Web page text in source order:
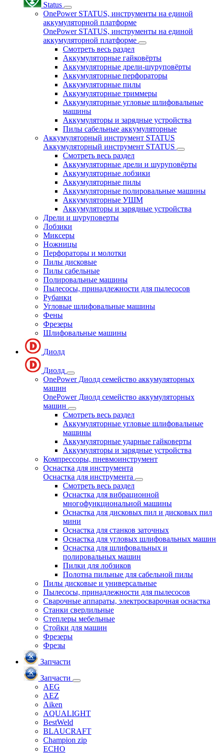
Status
OnePower STATUS, инструменты на единой
аккумуляторной платформе
OnePower STATUS, инструменты на единой
аккумуляторной платформе
Смотреть весь раздел
Аккумуляторные гайковёрты
Аккумуляторные дрели-шуруповёрты
Аккумуляторные перфораторы
Аккумуляторные пилы
Аккумуляторные триммеры
Аккумуляторные угловые шлифовальные
машины
Аккумуляторы и зарядные устройства
Пилы сабельные аккумуляторные
Аккумуляторный инструмент STATUS
Аккумуляторный инструмент STATUS
Смотреть весь раздел
Аккумуляторные дрели и шуруповёрты
Аккумуляторные лобзики
Аккумуляторные пилы
Аккумуляторные полировальные машины
Аккумуляторные УШМ
Аккумуляторы и зарядные устройства
Дрели и шуруповерты
Лобзики
Миксеры
Ножницы
Перфораторы и молотки
Пилы дисковые
Пилы сабельные
Полировальные машины
Пылесосы, принадлежности для пылесосов
Рубанки
Угловые шлифовальные машины
Фены
Фрезеры
Шлифовальные машины
Диолд
Диолд
OnePower Диолд семейство аккумуляторных
машин
OnePower Диолд семейство аккумуляторных
машин
Смотреть весь раздел
Аккумуляторные угловые шлифовальные
машины
Аккумуляторные ударные гайковерты
Аккумуляторы и зарядные устройства
Компрессоры, пневмоинструмент
Оснастка для инструмента
Оснастка для инструмента
Смотреть весь раздел
Оснастка для вибрационной
многофункциональной машины
Оснастка для дисковых пил и дисковых пил
мини
Оснастка для станков заточных
Оснастка для угловых шлифовальных машин
Оснастка для шлифовальных и
полировальных машин
Пилки для лобзиков
Полотна пильные для сабельной пилы
Пилы дисковые и универсальные
Пылесосы, принадлежности для пылесосов
Сварочные аппараты, электросварочная оснастка
Станки сверлильные
Степлеры мебельные
Стойки для машин
Фрезеры
Фрезы
Запчасти
Запчасти
AEG
AEZ
Aiken
AQUALIGHT
BestWeld
BLAUCRAFT
Champion zip
ECHO